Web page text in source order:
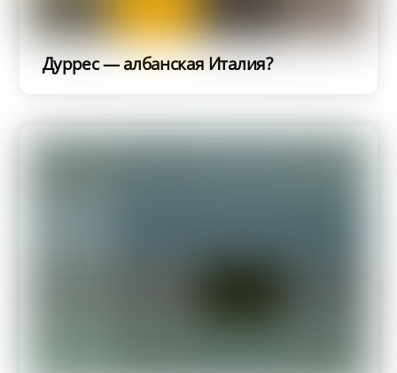
Дуррес — албанская Италия?